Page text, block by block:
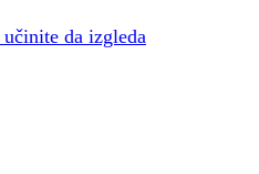
da izgleda